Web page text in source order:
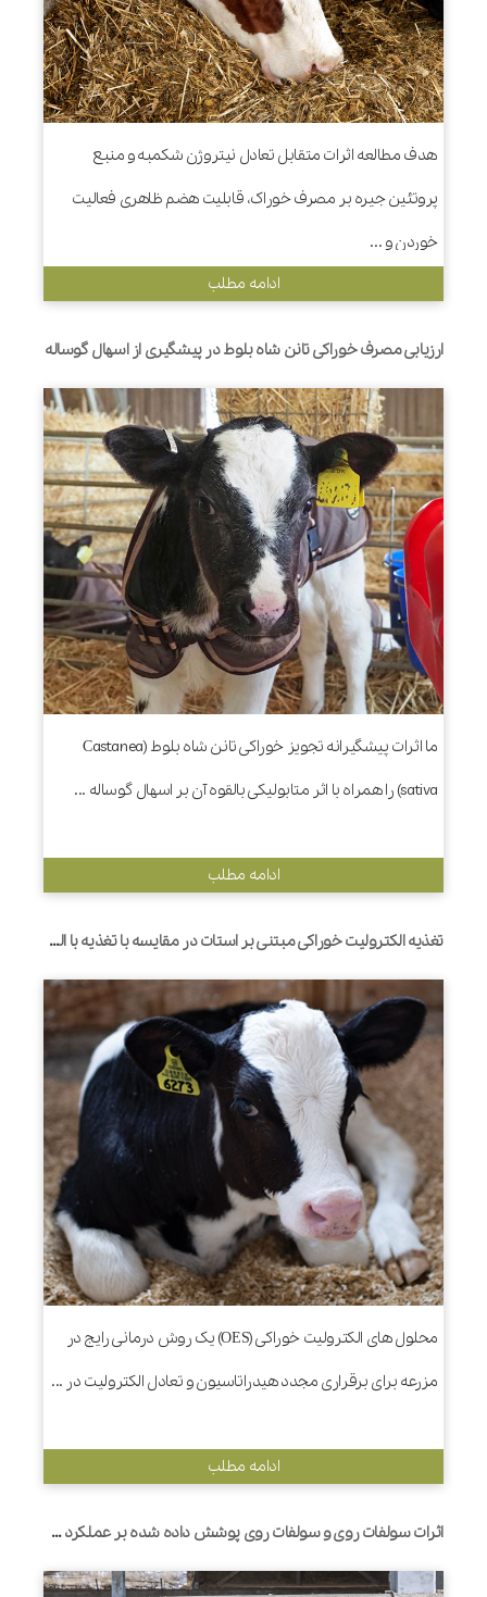
هدف مطالعه اثرات متقابل تعادل نیتروژن شکمبه و منبع
پروتئین جیره بر مصرف خوراک، قابلیت هضم ظاهری فعالیت
خوردن و ...
ادامه مطلب
ارزیابی مصرف خوراکی تانن شاه بلوط در پیشگیری از اسهال گوساله
ما اثرات پیشگیرانه تجویز خوراکی تانن شاه بلوط (Castanea
sativa) را همراه با اثر متابولیکی بالقوه آن بر اسهال گوساله ...
ادامه مطلب
تغذیه الکترولیت خوراکی مبتنی بر استات در مقایسه با تغذیه با الکترولیت خوراکی مبتنی بر بیکربنات، پتانسیل رشد باکتری اشرشیاکلی را در شیردان گوساله‌هایی که تنها با الکترولیت‌های خوراکی تغذیه می‌شوند، کاهش می‌دهد
محلول های الکترولیت خوراکی (OES) یک روش درمانی رایج در
مزرعه برای برقراری مجدد هیدراتاسیون و تعادل الکترولیت در ...
ادامه مطلب
اثرات سولفات روی و سولفات روی پوشش داده شده بر عملکرد شیردهی، هضم مواد مغذی و تخمیر شکمبه گاوهای شیری هلشتاین